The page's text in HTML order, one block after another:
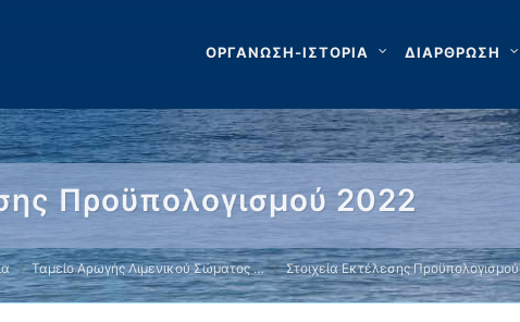
ΟΡΓΑΝΩΣΗ-ΙΣΤΟΡΙΑ ΔΙΑΡΘΡΩΣΗ
Προϋπολογισμού 2022
Ταμείο Αρωγής Λιμενικού Σώματος … Στοιχεία Εκτέλεσης Προϋπολογισμού